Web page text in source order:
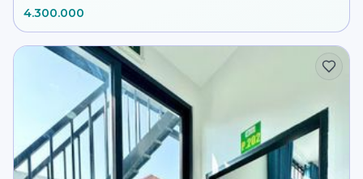
4.300.000